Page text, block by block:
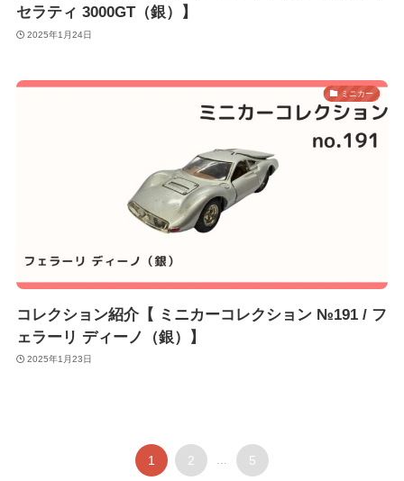
セラティ 3000GT（銀）】
2025年1月24日
ミニカー
コレクション紹介【 ミニカーコレクション №191 / フ
ェラーリ ディーノ（銀）】
2025年1月23日
1 2 5